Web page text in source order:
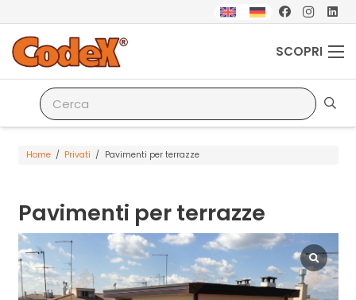
SCOPRI
Home / Privati / Pavimenti per terrazze
Pavimenti per terrazze